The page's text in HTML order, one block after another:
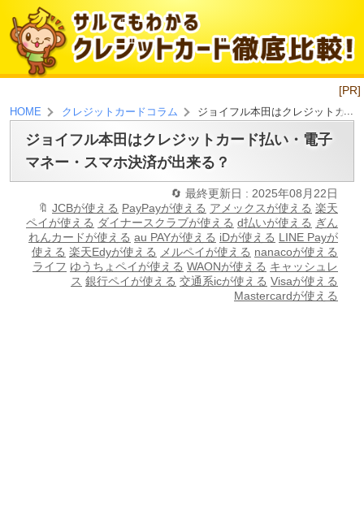
[PR]
HOME クレジットカードコラム ジョイフル本田はクレジットカー
ジョイフル本田はクレジットカード払い・電子
マネー・スマホ決済が出来る？
最終更新日 : 2025年08月22日
JCBが使える PayPayが使える アメックスが使える 楽天
ペイが使える ダイナースクラブが使える d払いが使える ぎん
れんカードが使える au PAYが使える iDが使える LINE Payが
使える 楽天Edyが使える メルペイが使える nanacoが使える
ライフ ゆうちょペイが使える WAONが使える キャッシュレ
ス 銀行ペイが使える 交通系icが使える Visaが使える
Mastercardが使える